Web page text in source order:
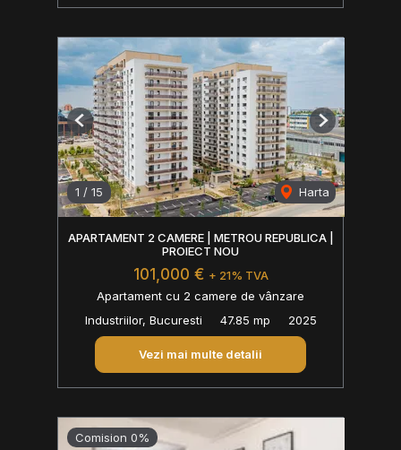
1 / 15 Harta
Previous Next
APARTAMENT 2 CAMERE | METROU REPUBLICA |
PROIECT NOU
101,000 € + 21% TVA
Apartament cu 2 camere de vânzare
Industriilor, Bucuresti
47.85 mp 2025
Vezi mai multe detalii
Comision 0%